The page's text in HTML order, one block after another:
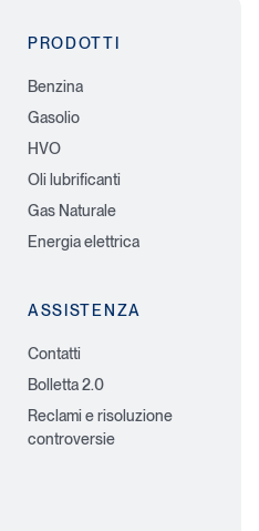
PRODOTTI
Benzina
Gasolio
HVO
Oli lubrificanti
Gas Naturale
Energia elettrica
ASSISTENZA
Contatti
Bolletta 2.0
Reclami e risoluzione
controversie